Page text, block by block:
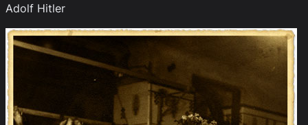
Adolf Hitler